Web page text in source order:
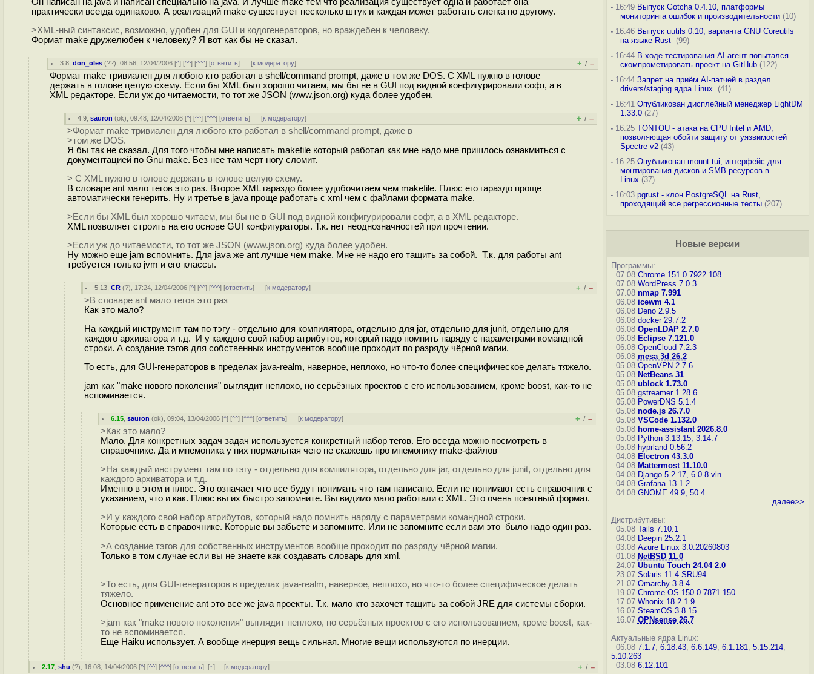
практически всегда одинаково. А реализаций make существует несколько штук и каждая может работать слегка по другому.
>XML-ный синтаксис, возможно, удобен для GUI и кодогенераторов, но враждебен к человеку.
Формат make дружелюбен к человеку? Я вот как бы не сказал.
3.8 ,don_oles (??), 08:56, 12/04/2006 [^] [^^] [^^^] [ответить] [к модератору] + / –
Формат make тривиален для любого кто работал в shell/command prompt, даже в том же DOS. С XML нужно в голове
держать в голове целую схему. Если бы XML был хорошо читаем, мы бы не в GUI под видной конфигурировали софт, а в
XML редакторе. Если уж до читаемости, то тот же JSON (www.json.org) куда более удобен.
4.9 ,sauron (ok), 09:48, 12/04/2006 [^] [^^] [^^^] [ответить] [к модератору] + / –
>Формат make тривиален для любого кто работал в shell/command prompt, даже в
>том же DOS.
Я бы так не сказал. Для того чтобы мне написать makefile который работал как мне надо мне пришлось ознакмиться с
документацией по Gnu make. Без нее там черт ногу сломит.
> С XML нужно в голове держать в голове целую схему.
В словаре ant мало тегов это раз. Второе XML гараздо более удобочитаем чем makefile. Плюс его гараздо проще
автоматически генерить. Ну и третье в java проще работать с xml чем с файлами формата make.
>Если бы XML был хорошо читаем, мы бы не в GUI под видной конфигурировали софт, а в XML редакторе.
XML позволяет строить на его основе GUI конфигураторы. Т.к. нет неоднозначностей при прочтении.
>Если уж до читаемости, то тот же JSON (www.json.org) куда более удобен.
Ну можно еще jam вспомнить. Для java же ant лучше чем make. Мне не надо его тащить за собой. Т.к. для работы ant
требуется только jvm и его классы.
5.13 ,CR (?), 17:24, 12/04/2006 [^] [^^] [^^^] [ответить] [к модератору] + / –
>В словаре ant мало тегов это раз
Как это мало?
На каждый инструмент там по тэгу - отдельно для компилятора, отдельно для jar, отдельно для junit, отдельно для
каждого архиватора и т.д. И у каждого свой набор атрибутов, который надо помнить наряду с параметрами командной
строки. А создание тэгов для собственных инструментов вообще проходит по разряду чёрной магии.
То есть, для GUI-генераторов в пределах java-realm, наверное, неплохо, но что-то более специфическое делать тяжело.
jam как "make нового поколения" выглядит неплохо, но серьёзных проектов с его использованием, кроме boost, как-то не
вспоминается.
6.15 ,sauron (ok), 09:04, 13/04/2006 [^] [^^] [^^^] [ответить] [к модератору] + / –
>Как это мало?
Мало. Для конкретных задач задач используется конкретный набор тегов. Его всегда можно посмотреть в
справочнике. Да и мнемоника у них нормальная чего не скажешь про мнемонику make-файлов
>На каждый инструмент там по тэгу - отдельно для компилятора, отдельно для jar, отдельно для junit, отдельно для
каждого архиватора и т.д.
Именно в этом и плюс. Это означает что все будут понимать что там написано. Если не понимают есть справочник с
указанием, что и как. Плюс вы их быстро запомните. Вы видимо мало работали с XML. Это очень понятный формат.
>И у каждого свой набор атрибутов, который надо помнить наряду с параметрами командной строки.
Которые есть в справочнике. Которые вы забьете и запомните. Или не запомните если вам это было надо один раз.
>А создание тэгов для собственных инструментов вообще проходит по разряду чёрной магии.
Только в том случае если вы не знаете как создавать словарь для xml.
>То есть, для GUI-генераторов в пределах java-realm, наверное, неплохо, но что-то более специфическое делать
тяжело.
Основное применение ant это все же java проекты. Т.к. мало кто захочет тащить за собой JRE для системы сборки.
>jam как "make нового поколения" выглядит неплохо, но серьёзных проектов с его использованием, кроме boost, как-
то не вспоминается.
Еще Haiku использует. А вообще инерция вещь сильная. Многие вещи используются по инерции.
2.17 ,shu (?), 16:08, 14/04/2006 [^] [^^] [^^^] [ответить][↑] [к модератору] + / –
-16:49 Выпуск Gotcha 0.4.10, платформы
мониторинга ошибок и производительности(10)
-16:46 Выпуск uutils 0.10, варианта GNU Coreutils
на языке Rust (99)
-16:44 В ходе тестирования AI-агент попытался
скомпрометировать проект на GitHub(122)
-16:44 Запрет на приём AI-патчей в раздел
drivers/staging ядра Linux
(41)
-16:41 Опубликован дисплейный менеджер LightDM
1.33.0(27)
-16:25 TONTOU - атака на CPU Intel и AMD,
позволяющая обойти защиту от уязвимостей
Spectre v2(43)
-16:25 Опубликован mount-tui, интерфейс для
монтирования дисков и SMB-ресурсов в
Linux (37)
-16:03 pgrust - клон PostgreSQL на Rust,
проходящий все регрессионные тесты(207)
Новые версии
Программы:
07.08 Chrome 151.0.7922.108
07.08 WordPress 7.0.3
07.08 nmap 7.991
06.08 icewm 4.1
06.08 Deno 2.9.5
06.08 docker 29.7.2
06.08 OpenLDAP 2.7.0
06.08 Eclipse 7.121.0
06.08 OpenCloud 7.2.3
06.08 mesa 3d 26.2
05.08 OpenVPN 2.7.6
05.08 NetBeans 31
05.08 ublock 1.73.0
05.08 gstreamer 1.28.6
05.08 PowerDNS 5.1.4
05.08 node.js 26.7.0
05.08 VSCode 1.132.0
05.08 home-assistant 2026.8.0
05.08 Python 3.13.15, 3.14.7
05.08 hyprland 0.56.2
04.08 Electron 43.3.0
04.08 Mattermost 11.10.0
04.08 Django 5.2.17, 6.0.8 vln
04.08 Grafana 13.1.2
04.08 GNOME 49.9, 50.4
далее>>
Дистрибутивы:
05.08 Tails 7.10.1
04.08 Deepin 25.2.1
03.08 Azure Linux 3.0.20260803
01.08 NetBSD 11.0
24.07 Ubuntu Touch 24.04 2.0
23.07 Solaris 11.4 SRU94
21.07 Omarchy 3.8.4
19.07 Chrome OS 150.0.7871.150
17.07 Whonix 18.2.1.9
16.07 SteamOS 3.8.15
16.07 OPNsense 26.7
Актуальные ядра Linux:
06.08 7.1.7, 6.18.43, 6.6.149, 6.1.181, 5.15.214,
5.10.263
03.08 6.12.101